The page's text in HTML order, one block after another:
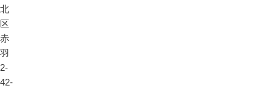
北
区
赤
羽
2-
42-